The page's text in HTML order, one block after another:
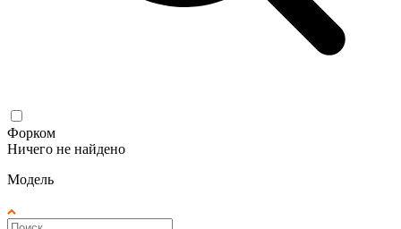
Форком
Ничего не найдено
Модель